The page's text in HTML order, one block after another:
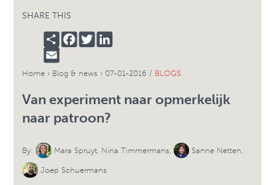
SHARE THIS
SHAREFACEBOOK
TWITTERLINKEDIN
Home › Blog & news › 07-01-2016 / BLOGS
Van experiment naar opmerkelijk
naar patroon?
By: Mara Spruyt, Nina Timmermans, Sanne Netten,
Joep Schuermans